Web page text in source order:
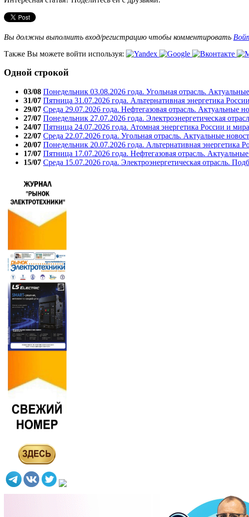
Вы должны выполнить вход/регистрацию чтобы комментировать
Также Вы можете войти используя:
Одной строкой
03/08 Понедельник 03.08.2026 года. Угольная отрасль.
31/07 Пятница 31.07.2026 года. Альтернативная энергетика
29/07 Среда 29.07.2026 года. Нефтегазовая отрасль. Актуальные
27/07 Понедельник 27.07.2026 года. Электроэнергетическая
24/07 Пятница 24.07.2026 года. Атомная энергетика России и
22/07 Среда 22.07.2026 года. Угольная отрасль. Актуальные
20/07 Понедельник 20.07.2026 года. Альтернативная энергетика
17/07 Пятница 17.07.2026 года. Нефтегазовая отрасль.
15/07 Среда 15.07.2026 года. Электроэнергетическая отрасль.